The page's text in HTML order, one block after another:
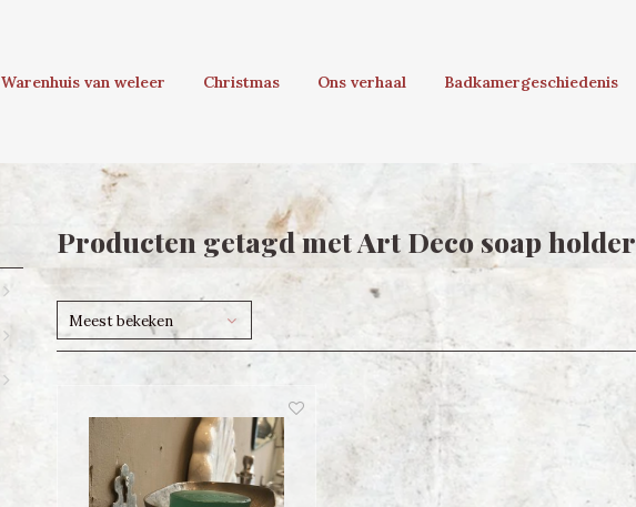
Warenhuis van weleer Christmas Ons verhaal Badkamergeschiedenis
Producten getagd met Art Deco soap holder
Meest bekeken